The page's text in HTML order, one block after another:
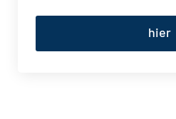
hier